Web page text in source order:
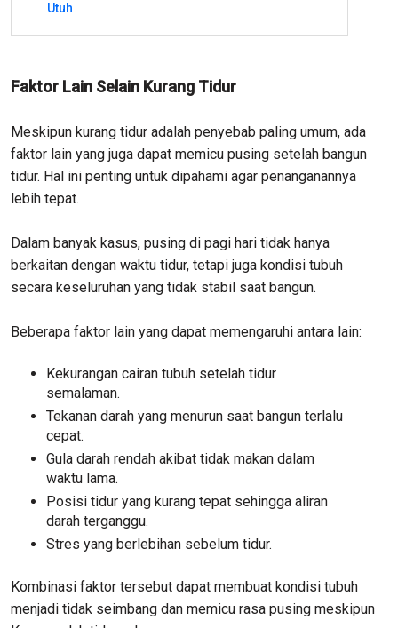
Utuh
Faktor Lain Selain Kurang Tidur
Meskipun kurang tidur adalah penyebab paling umum, ada
faktor lain yang juga dapat memicu pusing setelah bangun
tidur. Hal ini penting untuk dipahami agar penanganannya
lebih tepat.
Dalam banyak kasus, pusing di pagi hari tidak hanya
berkaitan dengan waktu tidur, tetapi juga kondisi tubuh
secara keseluruhan yang tidak stabil saat bangun.
Beberapa faktor lain yang dapat memengaruhi antara lain:
Kekurangan cairan tubuh setelah tidur
semalaman.
Tekanan darah yang menurun saat bangun terlalu
cepat.
Gula darah rendah akibat tidak makan dalam
waktu lama.
Posisi tidur yang kurang tepat sehingga aliran
darah terganggu.
Stres yang berlebihan sebelum tidur.
Kombinasi faktor tersebut dapat membuat kondisi tubuh
menjadi tidak seimbang dan memicu rasa pusing meskipun